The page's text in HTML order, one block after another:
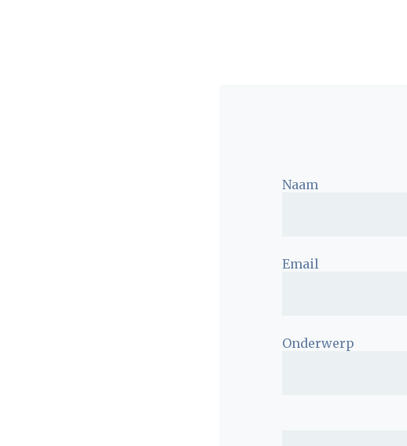
Naam
Email
Onderwerp